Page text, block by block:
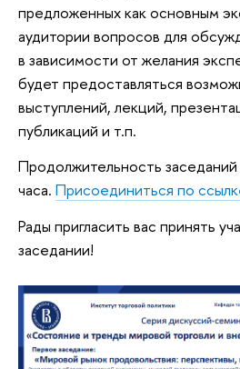
предложенных как основным
аудитории вопросов для
в зависимости от желания
будет предоставляться
выступлений, лекций,
публикаций и т.п.
Продолжительность
часа. Присоединиться по
Рады пригласить вас принять
заседании!